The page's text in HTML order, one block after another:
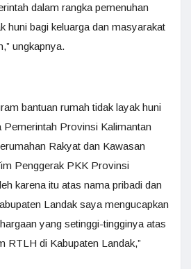
dalam rangka pemenuhan
huni bagi keluarga dan masyarakat
ungkapnya.
bantuan rumah tidak layak huni
Pemerintah Provinsi Kalimantan
Rakyat dan Kawasan
Penggerak PKK Provinsi
karena itu atas nama pribadi dan
Landak saya mengucapkan
yang setinggi-tingginya atas
RTLH di Kabupaten Landak,”